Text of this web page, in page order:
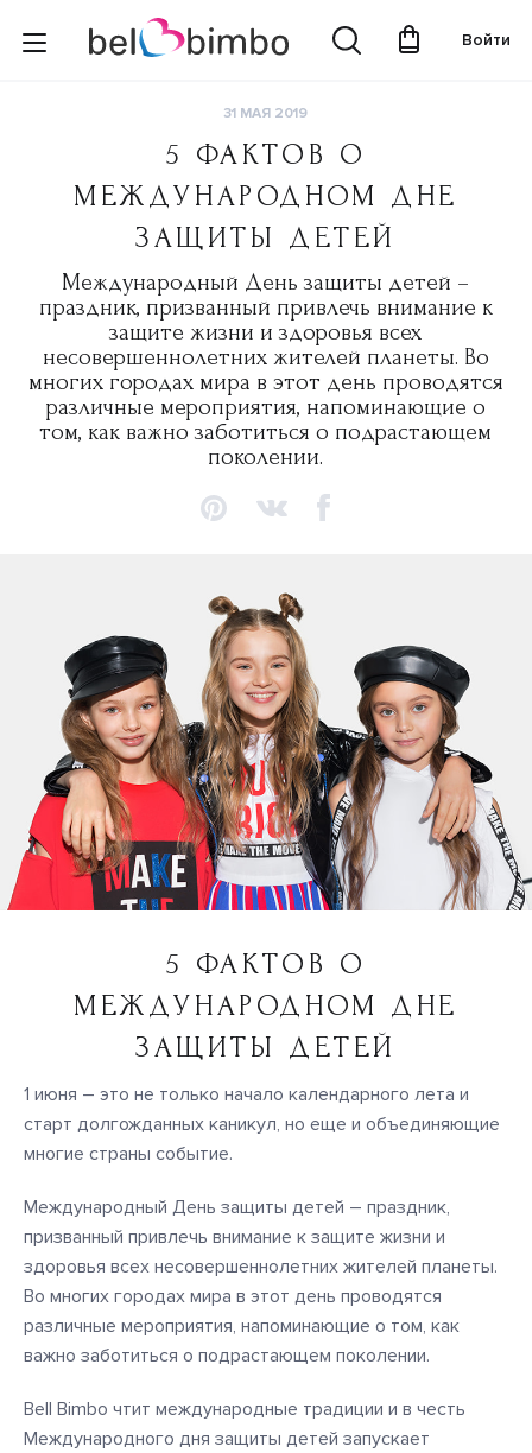
Войти
31 МАЯ 2019
5 ФАКТОВ О
МЕЖДУНАРОДНОМ ДНЕ
ЗАЩИТЫ ДЕТЕЙ
Международный День защиты детей –
праздник, призванный привлечь внимание к
защите жизни и здоровья всех
несовершеннолетних жителей планеты. Во
многих городах мира в этот день проводятся
различные мероприятия, напоминающие о
том, как важно заботиться о подрастающем
поколении.
5 ФАКТОВ О
МЕЖДУНАРОДНОМ ДНЕ
ЗАЩИТЫ ДЕТЕЙ
1 июня – это не только начало календарного лета и
старт долгожданных каникул, но еще и объединяющие
многие страны событие.
Международный День защиты детей – праздник,
призванный привлечь внимание к защите жизни и
здоровья всех несовершеннолетних жителей планеты.
Во многих городах мира в этот день проводятся
различные мероприятия, напоминающие о том, как
важно заботиться о подрастающем поколении.
Bell Bimbo чтит международные традиции и в честь
Международного дня защиты детей запускает